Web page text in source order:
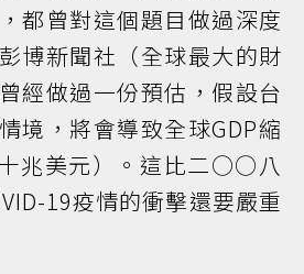
都曾對這個題目做過深度
博新聞社（全球最大的財
經做過一份預估，假設台
境，將會導致全球GDP縮
兆美元）。這比二○○八
19疫情的衝擊還要嚴重